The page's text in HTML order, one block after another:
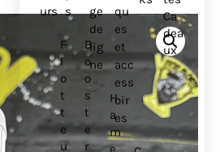
urs
F
l
o
t
t
e
u
s
B
o
o
s
t
e
r
ge
de
lig
ne
H
a
m
e
qu
es
et
acc
ess
oir
es
Ca
dea
ux